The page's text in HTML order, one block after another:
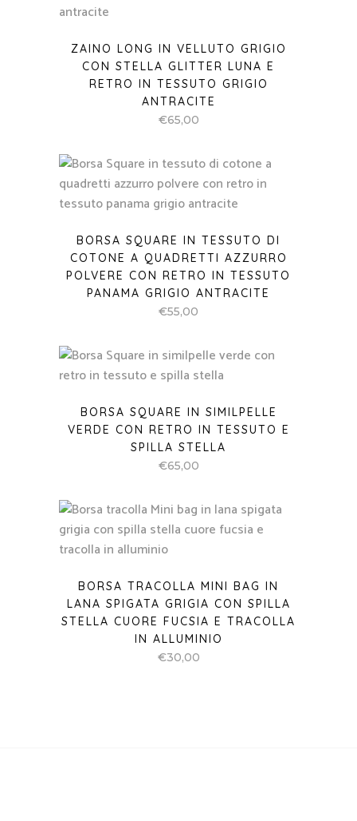
ZAINO LONG IN VELLUTO GRIGIO
CON STELLA GLITTER LUNA E
RETRO IN TESSUTO GRIGIO
ANTRACITE
€65,00
BORSA SQUARE IN TESSUTO DI
COTONE A QUADRETTI AZZURRO
POLVERE CON RETRO IN TESSUTO
PANAMA GRIGIO ANTRACITE
€55,00
BORSA SQUARE IN SIMILPELLE
VERDE CON RETRO IN TESSUTO E
SPILLA STELLA
€65,00
BORSA TRACOLLA MINI BAG IN
LANA SPIGATA GRIGIA CON SPILLA
STELLA CUORE FUCSIA E TRACOLLA
IN ALLUMINIO
€30,00